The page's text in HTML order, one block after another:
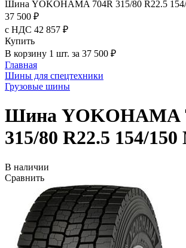
Шина YOKOHAMA 704R 315/80 R22.5
37 500 ₽
с НДС 42 857 ₽
Купить
В корзину 1 шт. за 37 500 ₽
Главная
Шины для спецтехники
Грузовые шины
Шина YOKOHAMA
315/80 R22.5 154/150
В наличии
Сравнить